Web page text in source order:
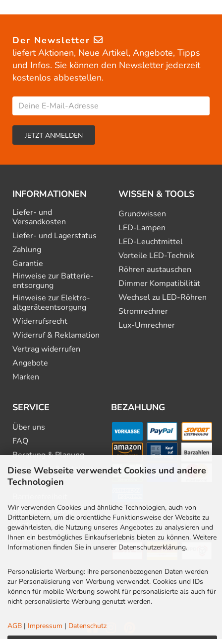
Diese Webseite verwendet Cookies und andere
Technologien
Wir verwenden Cookies und ähnliche Technologien, auch von
Drittanbietern, um die ordentliche Funktionsweise der Website zu
gewährleisten, die Nutzung unseres Angebotes zu analysieren und
Ihnen ein bestmögliches Einkaufserlebnis bieten zu können. Weitere
Informationen finden Sie in unserer Datenschutzerklärung.
Personalisierte Werbung: ihre personenbezogenen Daten werden
zur Personalisierung von Werbung verwendet. Cookies und IDs
können für mobile Werbung sowohl für personalisierte als auch für
nicht personalisierte Werbung genutzt werden.
AGB | Impressum | Datenschutz
Der Newsletter
liefert Aktionen, Neue Artikel, Angebote, Tipps
und Infos. Sie können den Newsletter jederzeit
kostenlos abbestellen.
INFORMATIONEN
Liefer- und
Versandkosten
Liefer- und Lagerstatus
Zahlung
Garantie
Hinweise zur Batterie­
entsorgung
Hinweise zur Elektro­
altgeräte­entsorgung
Widerrufsrecht
Widerruf & Reklamation
Vertrag widerrufen
Angebote
Marken
WISSEN & TOOLS
Grundwissen
LED-Lampen
LED-Leuchtmittel
Vorteile LED-Technik
Röhren austauschen
Dimmer Kompatibilität
Wechsel zu LED-Röhren
Stromrechner
Lux-Umrechner
SERVICE
Über uns
FAQ
Beratung & Planung
Downloads & Kataloge
Newsletter
Stellenangebote
Kontakt
Rabatt Codes
BEZAHLUNG
VERSAND